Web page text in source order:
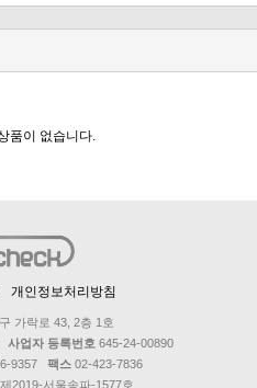
품이 없습니다.
개인정보처리방침
가락로 43, 2층 1호
사업자 등록번호 645-24-00890
9357 팩스 02-423-7836
제2019-서울송파-1577호